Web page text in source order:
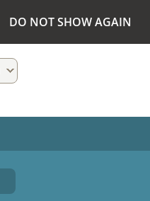
DO NOT SHOW AGAIN